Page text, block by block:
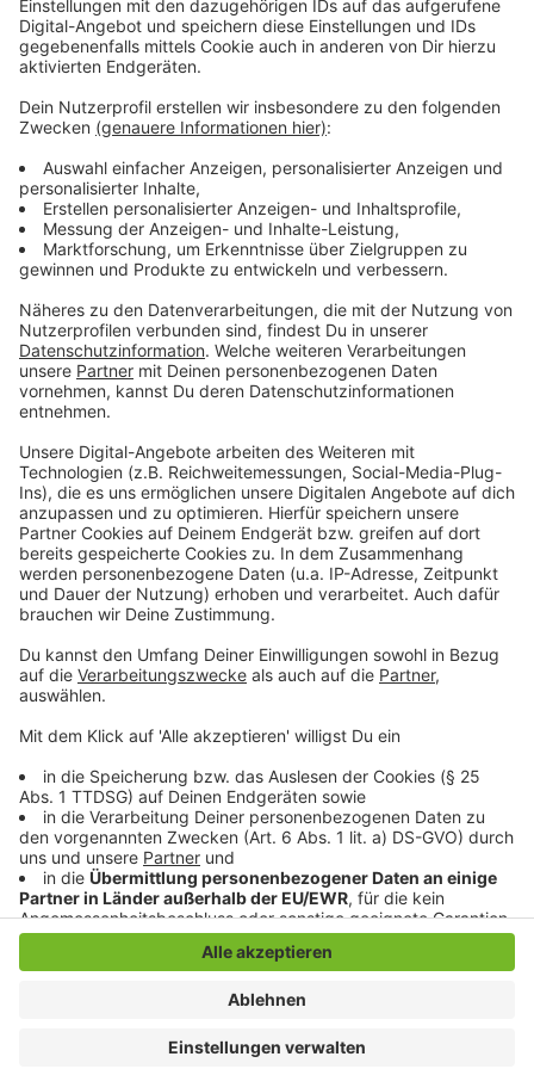
Unsere Herbst-Comedy mit Lisa Feller
"Herbst Dich nicht so!"
Anzeige
So heißt unsere neue Serie von und mit Lisa Feller, die
uns diesen Herbst lustig machen wird. Lisa lässt dabei
kein Thema aus, das uns im Herbst begegnet. Die
falschen Klamotten, Diäten und Mücken im Herbst,
oder Backen und Kürbisse schnitzen. Lisa geht täglich
mit uns locker durch den Herbst.
Anzeige
Anzeige
Wer nicht genug bekommen und weitere Portionen
Lachen verschrieben bekommen möchte: Lisa Feller
ist aktuell mit ihrem Programm "Schön für dich" auf
Anzeige
Anzeige